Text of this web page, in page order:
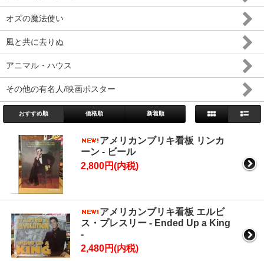
オズの魔法使い
風と共に去りぬ
アニマル・ハウス
その他の有名人/映画ポスター
おすすめ順 価格順 新着順
アメリカンブリキ看板 リンカ
ーン - ビール
2,800円(内税)
アメリカンブリキ看板 エルビ
ス・プレスリー - Ended Up a King
-
2,480円(内税)